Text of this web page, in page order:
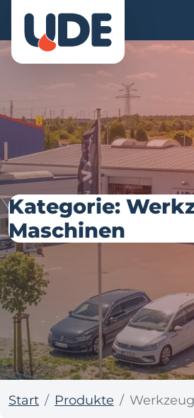
Kategorie:
Maschinen
Start Produkte